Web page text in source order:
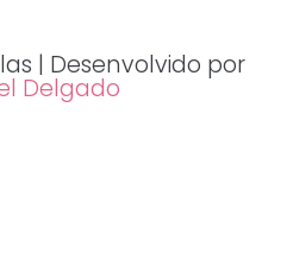
| Desenvolvido por
Delgado